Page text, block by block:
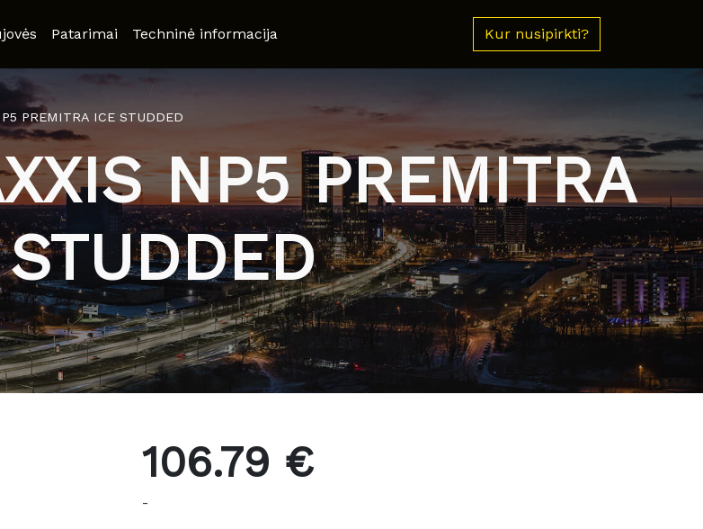
Patarimai Techninė informacija Kur nusipirkti?
PREMITRA ICE STUDDED
NP5 PREMITRA
106.79 €
-